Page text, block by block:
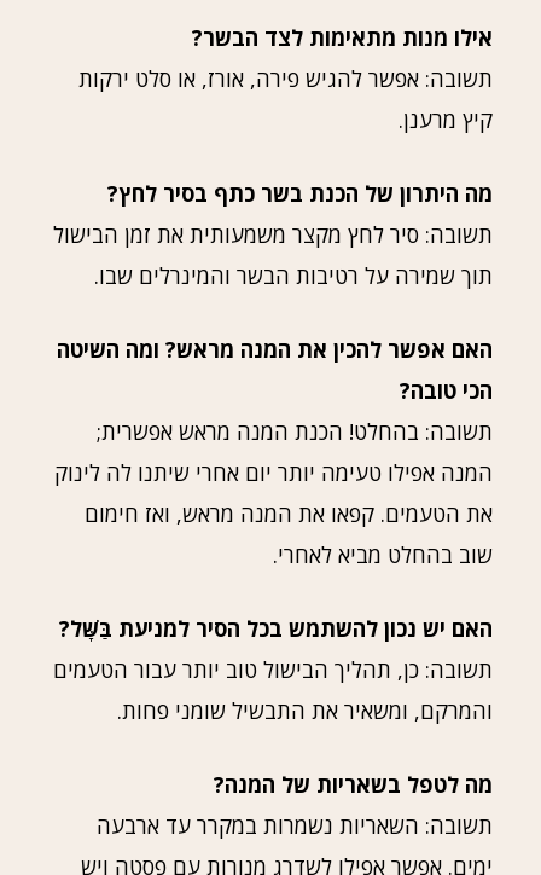
אילו מנות מתאימות לצד הבשר?
תשובה: אפשר להגיש פירה, אורז, או סלט ירקות
קיץ מרענן.
מה היתרון של הכנת בשר כתף בסיר לחץ?
תשובה: סיר לחץ מקצר משמעותית את זמן הבישול
תוך שמירה על רטיבות הבשר והמינרלים שבו.
האם אפשר להכין את המנה מראש? ומה השיטה
הכי טובה?
תשובה: בהחלט! הכנת המנה מראש אפשרית;
המנה אפילו טעימה יותר יום אחרי שיתנו לה לינוק
את הטעמים. קפאו את המנה מראש, ואז חימום
שוב בהחלט מביא לאחרי.
האם יש נכון להשתמש בכל הסיר למניעת בַּשָּׁל?
תשובה: כן, תהליך הבישול טוב יותר עבור הטעמים
והמרקם, ומשאיר את התבשיל שומני פחות.
מה לטפל בשאריות של המנה?
תשובה: השאריות נשמרות במקרר עד ארבעה
ימים. אפשר אפילו לשדרג מנורות עם פסטה ויש